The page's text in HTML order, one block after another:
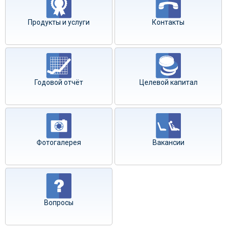
Продукты и услуги Контакты
Годовой отчёт Целевой капитал
Фотогалерея Вакансии
Вопросы